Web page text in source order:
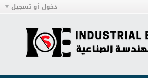
دخول أو تسجيل